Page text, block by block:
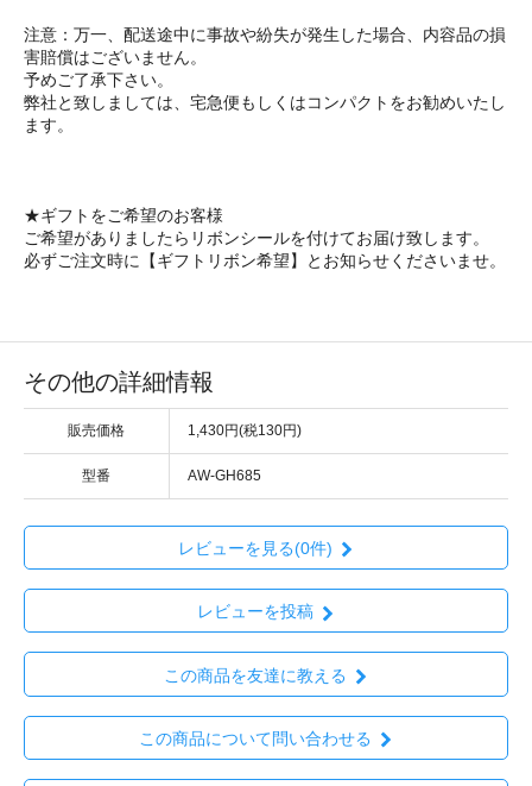
注意：万一、配送途中に事故や紛失が発生した場合、内容品の損
害賠償はございません。
予めご了承下さい。
弊社と致しましては、宅急便もしくはコンパクトをお勧めいたし
ます。
★ギフトをご希望のお客様
ご希望がありましたらリボンシールを付けてお届け致します。
必ずご注文時に【ギフトリボン希望】とお知らせくださいませ。
その他の詳細情報
販売価格 1,430円(税130円)
型番 AW-GH685
レビューを見る(0件)
レビューを投稿
この商品を友達に教える
この商品について問い合わせる